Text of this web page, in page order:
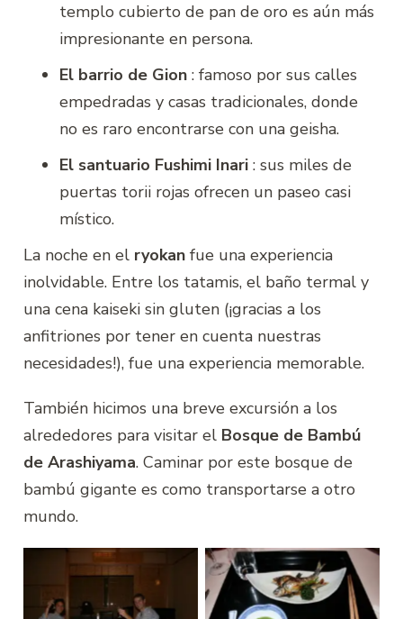
templo cubierto de pan de oro es aún más
impresionante en persona.
El barrio de Gion : famoso por sus calles
empedradas y casas tradicionales, donde
no es raro encontrarse con una geisha.
El santuario Fushimi Inari : sus miles de
puertas torii rojas ofrecen un paseo casi
místico.
La noche en el ryokan fue una experiencia
inolvidable. Entre los tatamis, el baño termal y
una cena kaiseki sin gluten (¡gracias a los
anfitriones por tener en cuenta nuestras
necesidades!), fue una experiencia memorable.
También hicimos una breve excursión a los
alrededores para visitar el Bosque de Bambú
de Arashiyama. Caminar por este bosque de
bambú gigante es como transportarse a otro
mundo.
Ryokan, Kioto Ryokan, Kioto